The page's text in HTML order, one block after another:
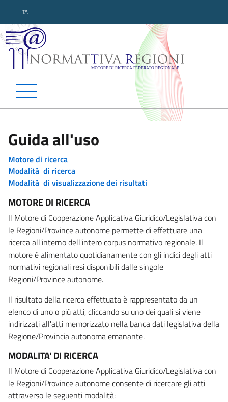
ITA
Normattiva Regioni -
Guida all'uso
Motore di ricerca
Modalità di ricerca
Modalità di visualizzazione dei risultati
MOTORE DI RICERCA
Il Motore di Cooperazione Applicativa Giuridico/Legislativa con
le Regioni/Province autonome permette di effettuare una
ricerca all'interno dell'intero corpus normativo regionale. Il
motore è alimentato quotidianamente con gli indici degli atti
normativi regionali resi disponibili dalle singole
Regioni/Province autonome.
Il risultato della ricerca effettuata è rappresentato da un
elenco di uno o più atti, cliccando su uno dei quali si viene
indirizzati all'atti memorizzato nella banca dati legislativa della
Regione/Provincia autonoma emanante.
MODALITA' DI RICERCA
Il Motore di Cooperazione Applicativa Giuridico/Legislativa con
le Regioni/Province autonome consente di ricercare gli atti
attraverso le seguenti modalità: